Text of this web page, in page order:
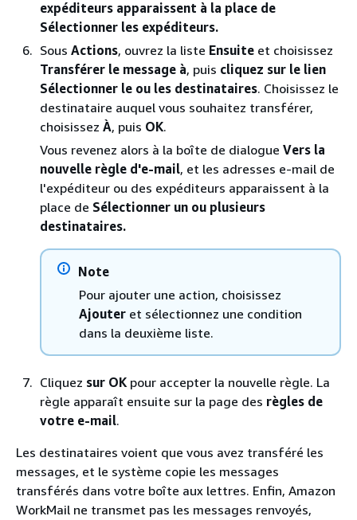
expéditeurs apparaissent à la place de
Sélectionner les expéditeurs.
Sous Actions, ouvrez la liste Ensuite et choisissez
Transférer le message à, puis cliquez sur le lien
Sélectionner le ou les destinataires. Choisissez le
destinataire auquel vous souhaitez transférer,
choisissez À, puis OK.
Vous revenez alors à la boîte de dialogue Vers la
nouvelle règle d'e-mail, et les adresses e-mail de
l'expéditeur ou des expéditeurs apparaissent à la
place de Sélectionner un ou plusieurs
destinataires.
Note
Pour ajouter une action, choisissez
Ajouter et sélectionnez une condition
dans la deuxième liste.
Cliquez sur OKpour accepter la nouvelle règle. La
règle apparaît ensuite sur la page des règles de
votre e-mail.
Les destinataires voient que vous avez transféré les
messages, et le système copie les messages
transférés dans votre boîte aux lettres. Enfin, Amazon
WorkMail ne transmet pas les messages renvoyés,